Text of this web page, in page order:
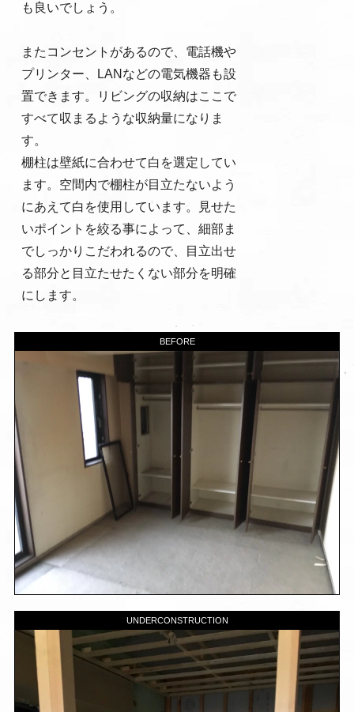
も良いでしょう。
またコンセントがあるので、電話機や
プリンター、LANなどの電気機器も設
置できます。リビングの収納はここで
すべて収まるような収納量になりま
す。
棚柱は壁紙に合わせて白を選定してい
ます。空間内で棚柱が目立たないよう
にあえて白を使用しています。見せた
いポイントを絞る事によって、細部ま
でしっかりこだわれるので、目立出せ
る部分と目立たせたくない部分を明確
にします。
BEFORE
UNDERCONSTRUCTION